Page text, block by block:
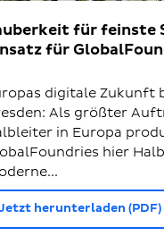
für feinste
für
digitale Zukunft
Als größter
in Europa
hier
herunterladen (PDF)